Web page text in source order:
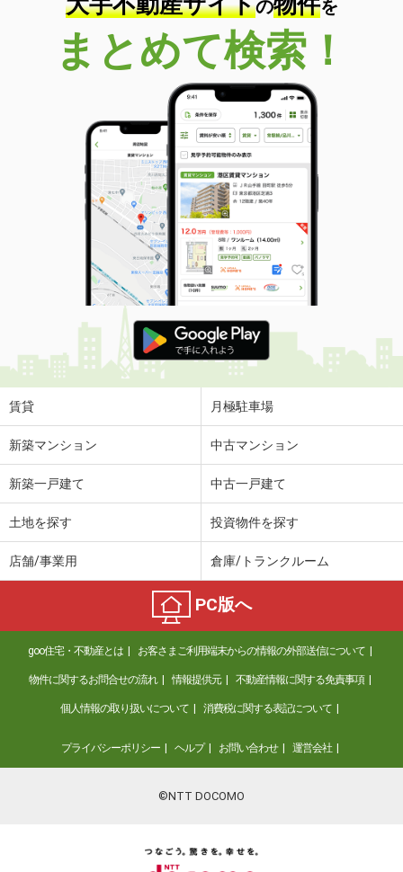
の を
まとめて検索！
賃貸 月極駐車場
新築マンション 中古マンション
新築一戸建て 中古一戸建て
土地を探す 投資物件を探す
店舗/事業用 倉庫/トランクルーム
PC版へ
goo住宅・不動産とは お客さまご利用端末からの情報の外部送信について
物件に関するお問合せの流れ 情報提供元 不動産情報に関する免責事項
個人情報の取り扱いについて 消費税に関する表記について
プライバシーポリシー ヘルプ お問い合わせ 運営会社
©NTT DOCOMO